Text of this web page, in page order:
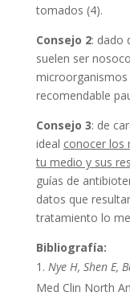
tomados (4).
Consejo 2: dado
suelen ser
recomendable
Consejo 3: de
ideal conocer los
tu medio y sus
guías de
datos que
tratamiento lo
Bibliografía:
Nye H, Shen E,
Med Clin North